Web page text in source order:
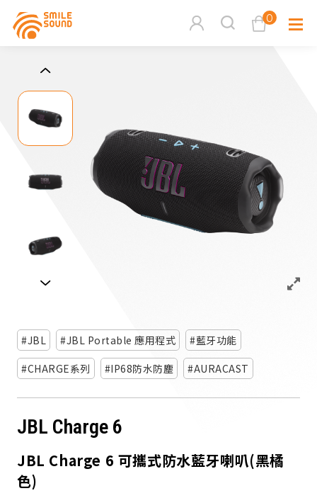
0
商品分類查詢
請選擇商品分類
請選擇分類
家用音
活動
JBL JBL Portable 應用程式
藍牙功能
CHARGE系列
IP68防水防塵 AURACAST
JBL Charge 6
JBL Charge 6 可攜式防水藍牙喇叭(黑橘
色)